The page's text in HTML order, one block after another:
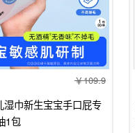
109.9
湿巾新生宝宝手口屁专
1包